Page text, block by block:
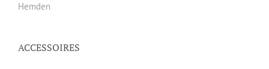
Hemden
ACCESSOIRES